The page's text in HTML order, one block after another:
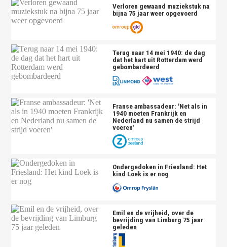
Verloren gewaand muziekstuk na
bijna 75 jaar weer opgevoerd
Terug naar 14 mei 1940: de dag
dat het hart uit Rotterdam werd
gebombardeerd
Franse ambassadeur: 'Net als in
1940 moeten Frankrijk en
Nederland nu samen de strijd
voeren'
Ondergedoken in Friesland: Het
kind Loek is er nog
Emil en de vrijheid, over de
bevrijding van Limburg 75 jaar
geleden